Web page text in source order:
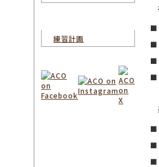
■
■
■
■
■
■
■
練習計画